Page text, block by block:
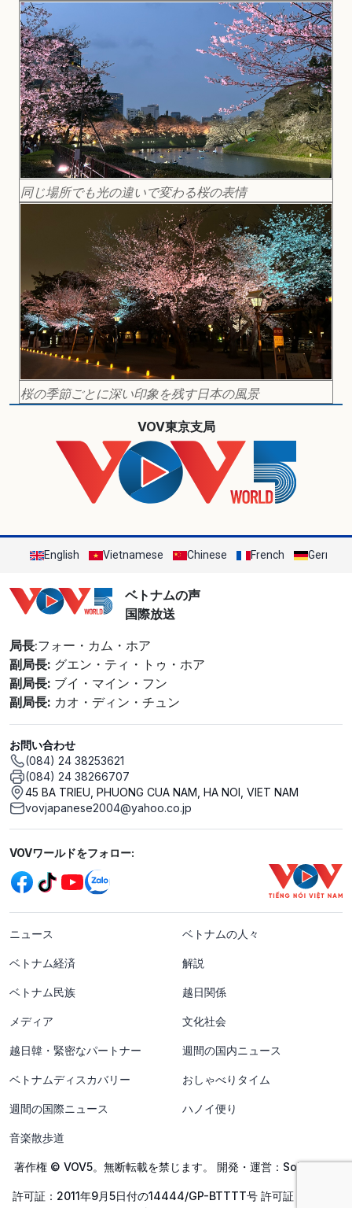
同じ場所でも光の違いで変わる桜の表情
桜の季節ごとに深い印象を残す日本の風景
VOV東京支局
English Vietnamese Chinese French German
ベトナムの声
国際放送
局長:フォー・カム・ホア
副局長: グエン・ティ・トゥ・ホア
副局長: ブイ・マイン・フン
副局長: カオ・ディン・チュン
お問い合わせ
(084) 24 38253621
(084) 24 38266707
45 BA TRIEU, PHUONG CUA NAM, HA NOI, VIET NAM
vovjapanese2004@yahoo.co.jp
Mạng xã hội
VOVワールドをフォロー:
menu footer tiếng Nhật
ニュース ベトナムの人々
ベトナム経済 解説
ベトナム民族 越日関係
メディア 文化社会
越日韓・緊密なパートナー 週間の国内ニュース
ベトナムディスカバリー おしゃべりタイム
週間の国際ニュース ハノイ便り
音楽散歩道
著作権 © VOV5。無断転載を禁じます。 開発・運営：SolidTech
許可証：2011年9月5日付の14444/GP-BTTTT号 許可証：2011年